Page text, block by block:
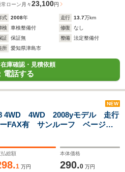
常ローン 月々23,100円
式 2008年 走行 13.7万km
検
車検整備付 修復
なし
証
保証無 整備
法定整備付
所
愛知県津島市
庫確認・見積依頼
電話する
NEW
4WD 4WD 2008yモデル 走行
FAX有 サンルーフ ベージュ
ナビ パワーサードシート パワ
ンドル バックカメラ
払総額
1 万円
本体価格
290.0 万円